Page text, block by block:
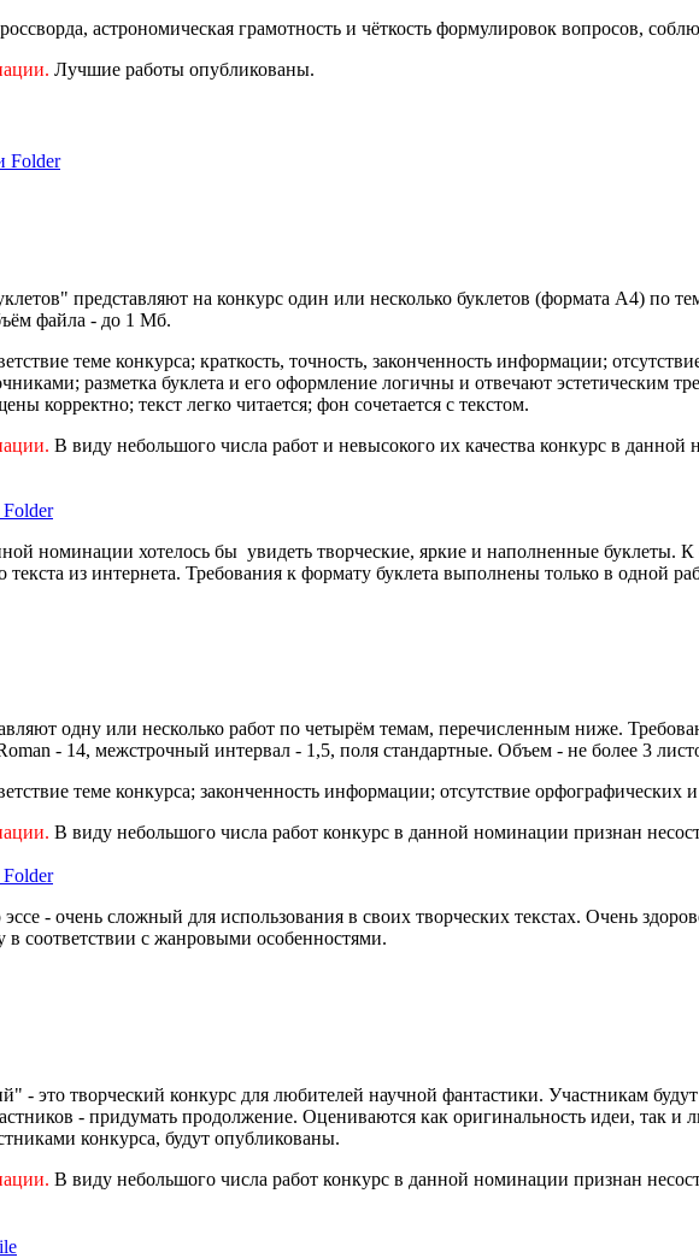
астрономическая грамотность и чёткость формулировок вопросов,
Лучшие работы опубликованы.
Folder
представляют на конкурс один или несколько буклетов (формата А4) по
файла - до 1 Мб.
теме конкурса; краткость, точность, законченность информации;
разметка буклета и его оформление логичны и отвечают эстетическим
корректно; текст легко читается; фон сочетается с текстом.
В виду небольшого числа работ и невысокого их качества конкурс в
Folder
номинации хотелось бы увидеть творческие, яркие и наполненные буклеты.
текста из интернета. Требования к формату буклета выполнены только в одной
одну или несколько работ по четырём темам, перечисленным ниже.
- 14, межстрочный интервал - 1,5, поля стандартные. Объем - не более 3
теме конкурса; законченность информации; отсутствие
В виду небольшого числа работ конкурс в данной номинации признан
Folder
- очень сложный для использования в своих творческих текстах. Очень
соответствии с жанровыми особенностями.
- это творческий конкурс для любителей научной фантастики. Участникам
- придумать продолжение. Оцениваются как оригинальность идеи, так и
конкурса, будут опубликованы.
В виду небольшого числа работ конкурс в данной номинации признан